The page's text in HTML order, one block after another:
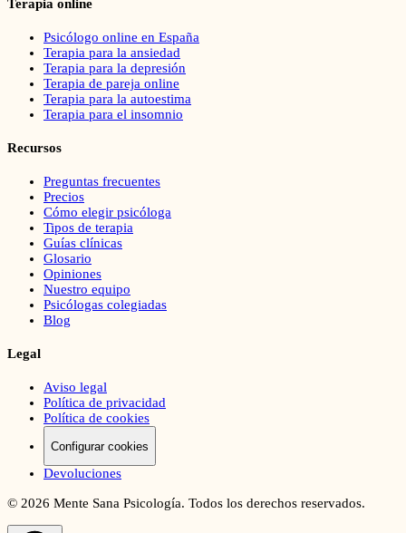
Terapia online
Psicólogo online en España
Terapia para la ansiedad
Terapia para la depresión
Terapia de pareja online
Terapia para la autoestima
Terapia para el insomnio
Recursos
Preguntas frecuentes
Precios
Cómo elegir psicóloga
Tipos de terapia
Guías clínicas
Glosario
Opiniones
Nuestro equipo
Psicólogas colegiadas
Blog
Legal
Aviso legal
Política de privacidad
Política de cookies
Configurar cookies
Devoluciones
© 2026 Mente Sana Psicología. Todos los derechos reservados.